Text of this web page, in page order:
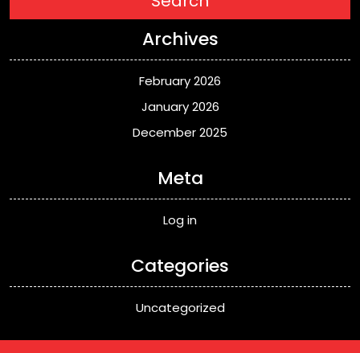
Archives
February 2026
January 2026
December 2025
Meta
Log in
Categories
Uncategorized